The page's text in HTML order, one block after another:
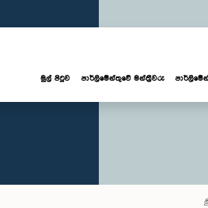
මුල් පිටුව පාර්ලි‌මේන්තුවේ මන්ත්‍රීවරු